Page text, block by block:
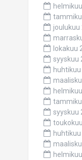
joulukuu
lokakuu
syyskuu
syyskuu